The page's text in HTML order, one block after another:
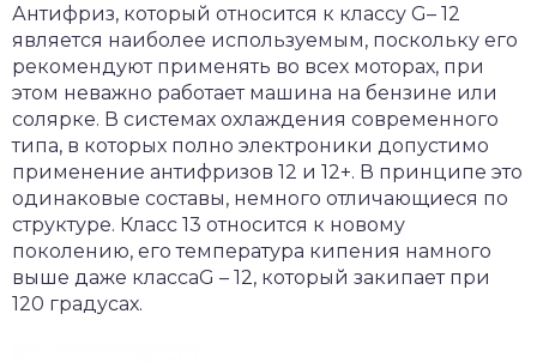
Антифриз, который относится к классу G– 12
является наиболее используемым, поскольку его
рекомендуют применять во всех моторах, при
этом неважно работает машина на бензине или
солярке. В системах охлаждения современного
типа, в которых полно электроники допустимо
применение антифризов 12 и 12+. В принципе это
одинаковые составы, немного отличающиеся по
структуре. Класс 13 относится к новому
поколению, его температура кипения намного
выше даже классаG – 12, который закипает при
120 градусах.